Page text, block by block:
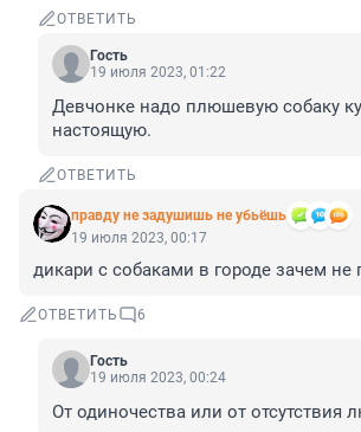
ОТВЕТИТЬ
Гость
19 июля 2023, 01:22
Девчонке надо плюшевую собаку
настоящую.
ОТВЕТИТЬ
правду не задушишь не убьёшь
19 июля 2023, 00:17
дикари с собаками в городе зачем
ОТВЕТИТЬ 6
Гость
19 июля 2023, 00:24
От одиночества или от отсутствия